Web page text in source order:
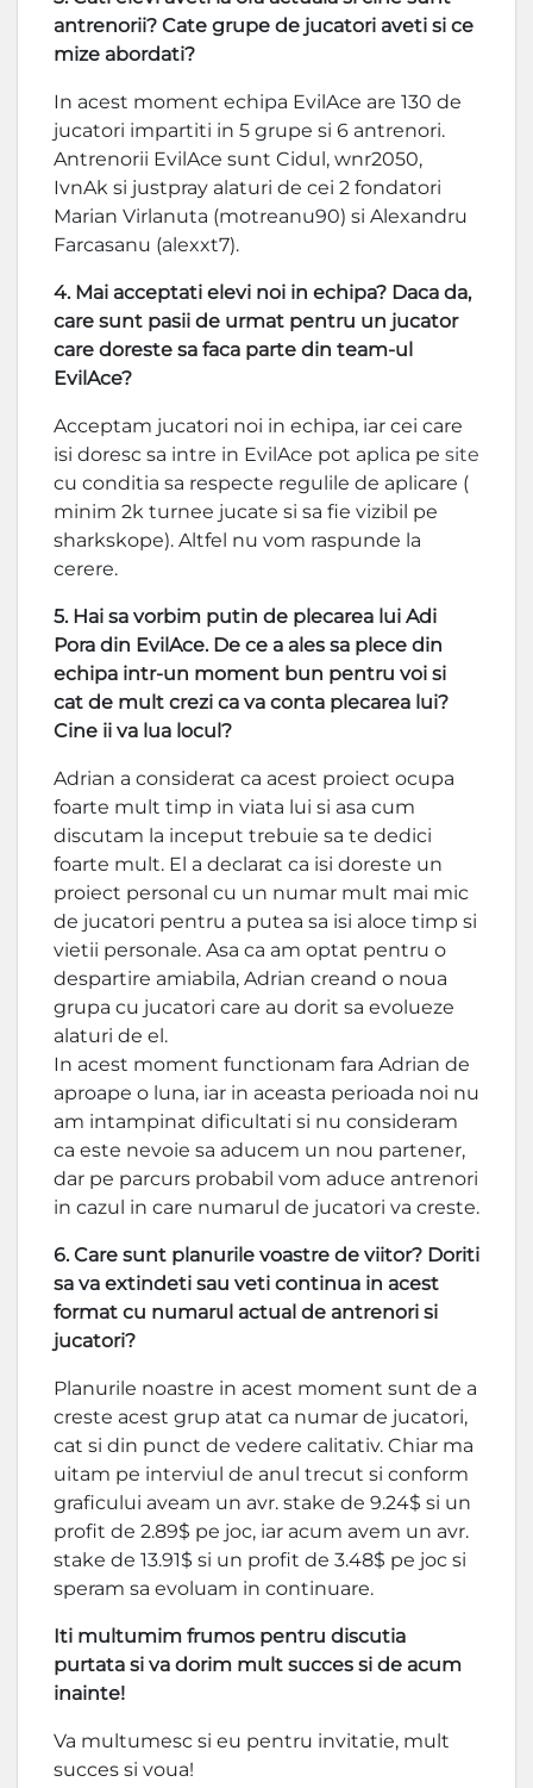
antrenorii? Cate grupe de jucatori aveti si ce
mize abordati?
In acest moment echipa EvilAce are 130 de
jucatori impartiti in 5 grupe si 6 antrenori.
Antrenorii EvilAce sunt Cidul, wnr2050,
IvnAk si justpray alaturi de cei 2 fondatori
Marian Virlanuta (motreanu90) si Alexandru
Farcasanu (alexxt7).
4. Mai acceptati elevi noi in echipa? Daca da,
care sunt pasii de urmat pentru un jucator
care doreste sa faca parte din team-ul
EvilAce?
Acceptam jucatori noi in echipa, iar cei care
isi doresc sa intre in EvilAce pot aplica pe site
cu conditia sa respecte regulile de aplicare (
minim 2k turnee jucate si sa fie vizibil pe
sharkskope). Altfel nu vom raspunde la
cerere.
5. Hai sa vorbim putin de plecarea lui Adi
Pora din EvilAce. De ce a ales sa plece din
echipa intr-un moment bun pentru voi si
cat de mult crezi ca va conta plecarea lui?
Cine ii va lua locul?
Adrian a considerat ca acest proiect ocupa
foarte mult timp in viata lui si asa cum
discutam la inceput trebuie sa te dedici
foarte mult. El a declarat ca isi doreste un
proiect personal cu un numar mult mai mic
de jucatori pentru a putea sa isi aloce timp si
vietii personale. Asa ca am optat pentru o
despartire amiabila, Adrian creand o noua
grupa cu jucatori care au dorit sa evolueze
alaturi de el.
In acest moment functionam fara Adrian de
aproape o luna, iar in aceasta perioada noi nu
am intampinat dificultati si nu consideram
ca este nevoie sa aducem un nou partener,
dar pe parcurs probabil vom aduce antrenori
in cazul in care numarul de jucatori va creste.
6. Care sunt planurile voastre de viitor? Doriti
sa va extindeti sau veti continua in acest
format cu numarul actual de antrenori si
jucatori?
Planurile noastre in acest moment sunt de a
creste acest grup atat ca numar de jucatori,
cat si din punct de vedere calitativ. Chiar ma
uitam pe interviul de anul trecut si conform
graficului aveam un avr. stake de 9.24$ si un
profit de 2.89$ pe joc, iar acum avem un avr.
stake de 13.91$ si un profit de 3.48$ pe joc si
speram sa evoluam in continuare.
Iti multumim frumos pentru discutia
purtata si va dorim mult succes si de acum
inainte!
Va multumesc si eu pentru invitatie, mult
succes si voua!